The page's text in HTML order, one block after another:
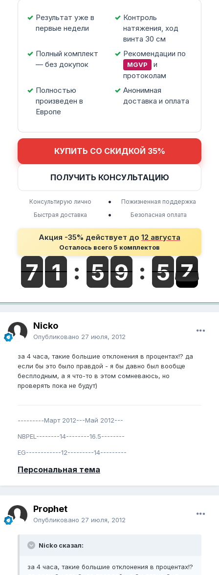
Результат уже в
первые недели
Контроль
натяжения, ход
винта 30 см
Полный комплект
— без докупок
Рекомендации по
MGVP
и
протоколам
Полностью
произведен в
Европе
Анонимная
доставка и оплата
КУПИТЬ СО СКИДКОЙ 35%
ПОЛУЧИТЬ КОНСУЛЬТАЦИЮ
Консультирую лично •
Пожизненная поддержка
Быстрая доставка
• Безопасная оплата
Акция -35% действует до 12 августа
Осталось всего 5 комплектов
Nicko
Опубликовано 27 июля, 2012
за 4 часа, такие большие отклонения в процентах!? да
если бы это было правдой - я бы давно был вообще
бесплодным, а я что-то в этом сомневаюсь, но
проверять пока не будут)
---------Март 2012---Май 2012---
NBPEL--------14--------16.5--------
EG------------12---------14---------
Персональная тема
Prophet
Опубликовано 27 июля, 2012
Nicko сказал:
за 4 часа, такие большие отклонения в процентах!?